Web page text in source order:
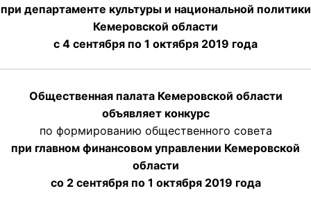
при департаменте культуры и национальной политики
Кемеровской области
с 4 сентября по 1 октября 2019 года
Общественная палата Кемеровской области
объявляет конкурс
по формированию общественного совета
при главном финансовом управлении Кемеровской
области
со 2 сентября по 1 октября 2019 года